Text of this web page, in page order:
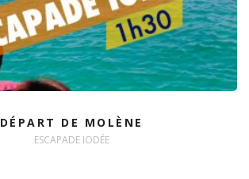
DÉPART DE MOLÈNE
ESCAPADE IODÉE